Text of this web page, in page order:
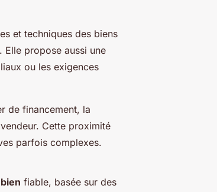
et techniques des biens
Elle propose aussi une
ou les exigences
de financement, la
Cette proximité
parfois complexes.
fiable, basée sur des